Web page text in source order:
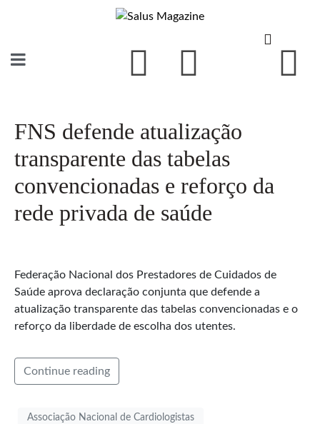
FNS defende atualização
transparente das tabelas
convencionadas e reforço da
rede privada de saúde
Federação Nacional dos Prestadores de Cuidados de
Saúde aprova declaração conjunta que defende a
atualização transparente das tabelas convencionadas e o
reforço da liberdade de escolha dos utentes.
Continue reading
Associação Nacional de Cardiologistas